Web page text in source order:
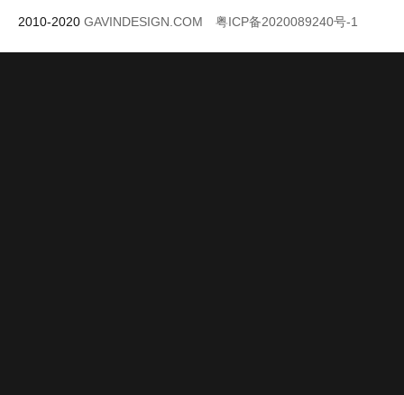
2010-2020 GAVINDESIGN.COM 粤ICP备2020089240号-1